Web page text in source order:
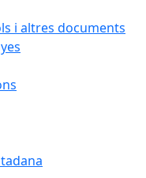
i altres documents